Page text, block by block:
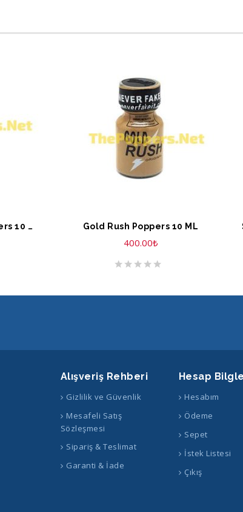
Rush Ultra Strong Poppers 10 ML SEPETE EKLE
Gold Rush Poppers 10 ML
400.00₺
Alışveriş Rehberi
Gizlilik ve Güvenlik
Mesafeli Satış
Sözleşmesi
Sipariş & Teslimat
Garanti & İade
Hesap
Hesabım
Ödeme
Sepet
İstek Listesi
Çıkış